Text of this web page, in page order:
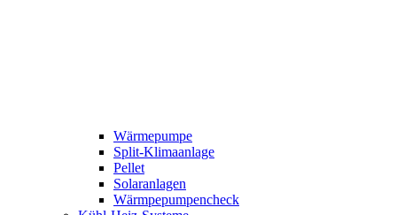
Wärmepumpe
Split-Klimaanlage
Pellet
Solaranlagen
Wärmpepumpencheck